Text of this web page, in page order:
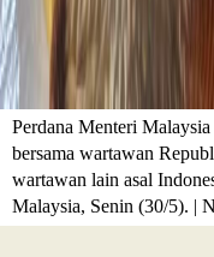
Perdana Menteri
bersama wartawan
wartawan lain asal
Malaysia, Senin (30/5). |